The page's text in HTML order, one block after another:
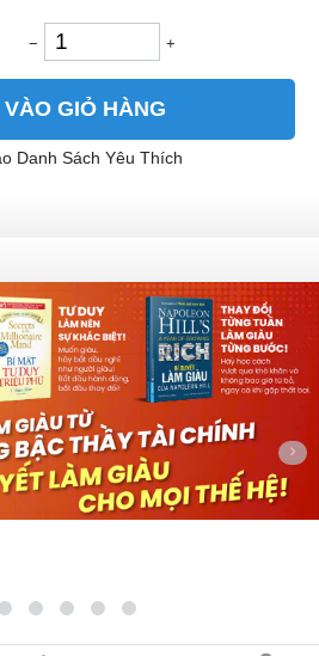
− +
GIỎ HÀNG
Danh Sách Yêu Thích